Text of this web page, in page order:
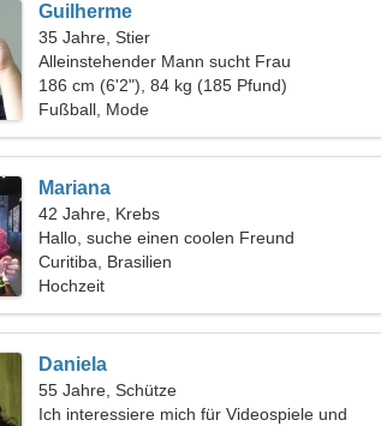
Guilherme
35 Jahre, Stier
Alleinstehender Mann sucht Frau
186 cm (6'2"), 84 kg (185 Pfund)
Fußball, Mode
Mariana
42 Jahre, Krebs
Hallo, suche einen coolen Freund
Curitiba, Brasilien
Hochzeit
Daniela
55 Jahre, Schütze
Ich interessiere mich für Videospiele und